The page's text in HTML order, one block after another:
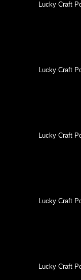
Lucky Craft
Lucky Craft
Lucky Craft
Lucky Craft
Lucky Craft